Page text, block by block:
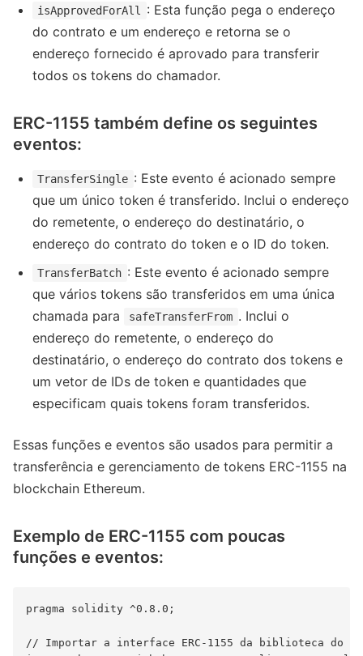
isApprovedForAll
: Esta função pega o endereço
do contrato e um endereço e retorna se o
endereço fornecido é aprovado para transferir
todos os tokens do chamador.
ERC-1155 também define os seguintes
eventos:
TransferSingle : Este evento é acionado sempre
que um único token é transferido. Inclui o endereço
do remetente, o endereço do destinatário, o
endereço do contrato do token e o ID do token.
TransferBatch : Este evento é acionado sempre
que vários tokens são transferidos em uma única
chamada para
safeTransferFrom . Inclui o
endereço do remetente, o endereço do
destinatário, o endereço do contrato dos tokens e
um vetor de IDs de token e quantidades que
especificam quais tokens foram transferidos.
Essas funções e eventos são usados ​​para permitir a
transferência e gerenciamento de tokens ERC-1155 na
blockchain Ethereum.
Exemplo de ERC-1155 com poucas
funções e eventos:
pragma solidity ^0.8.0;
// Importar a interface ERC-1155 da biblioteca do